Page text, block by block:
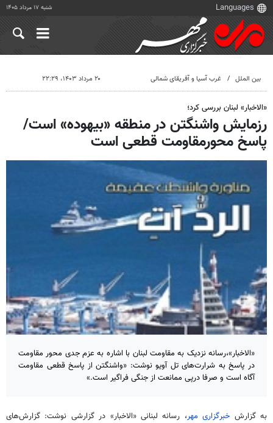
شنبه ۱۷ مرداد ۱۴۰۵
بین الملل غرب آسیا و آفریقای شمالی ۲۰ مرداد ۱۴۰۳، ۲۲:۲۹
«الاخبار» لبنان بررسی کرد؛
رزمایش واشنگتن در منطقه «بیهوده» است/
پاسخ محورمقاومت قطعی است
«الاخبار»،رسانه نزدیک به مقاومت لبنان با اشاره به عزم جدی محور مقاومت
در پاسخ به شرارت‌های تل آویو نوشت: «واشنگتن از پاسخ قطعی مقاومت
آگاه است و صرفا درپی ممانعت از جنگی فراگیر است.»
به گزارش خبرگزاری مهر، رسانه لبنانی «الاخبار» در گزارشی نوشت: گزارش‌های